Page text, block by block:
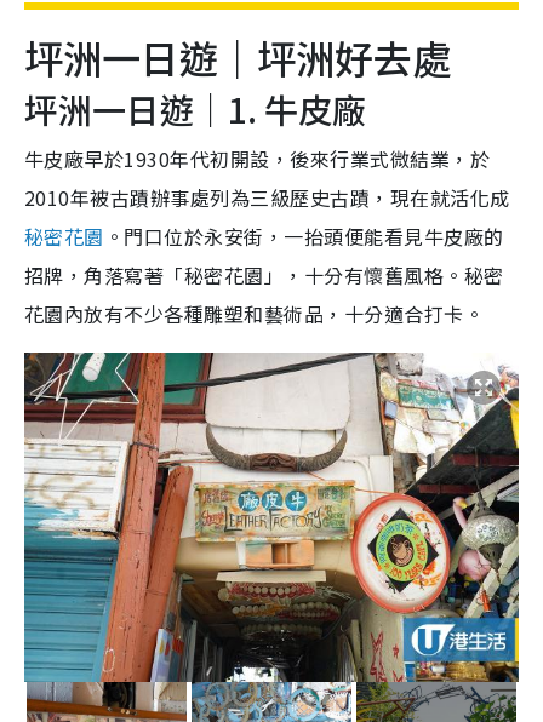
坪洲一日遊｜坪洲好去處
坪洲一日遊｜1. 牛皮廠
牛皮廠早於1930年代初開設，後來行業式微結業，於
2010年被古蹟辦事處列為三級歷史古蹟，現在就活化成
秘密花園 。門口位於永安街，一抬頭便能看見牛皮廠的
招牌，角落寫著「秘密花園」，十分有懷舊風格。秘密
花園內放有不少各種雕塑和藝術品，十分適合打卡。